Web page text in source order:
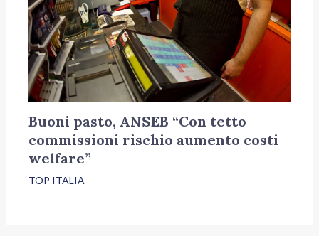
Buoni pasto, ANSEB “Con tetto
commissioni rischio aumento costi
welfare”
TOP ITALIA